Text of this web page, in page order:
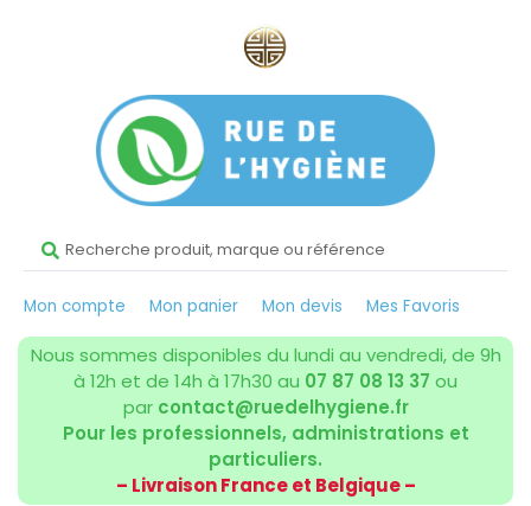
Mon compte Mon panier Mon devis Mes Favoris
Nous sommes disponibles du lundi au vendredi, de 9h
à 12h et de 14h à 17h30 au 07 87 08 13 37 ou
par contact@ruedelhygiene.fr
Pour les professionnels, administrations et
particuliers.
– Livraison France et Belgique –